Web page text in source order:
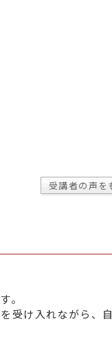
受講者の声を
。
受け入れながら、